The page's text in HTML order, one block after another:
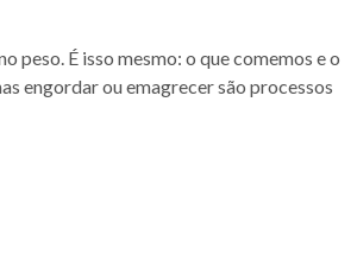
peso. É isso mesmo: o que comemos e o
engordar ou emagrecer são processos